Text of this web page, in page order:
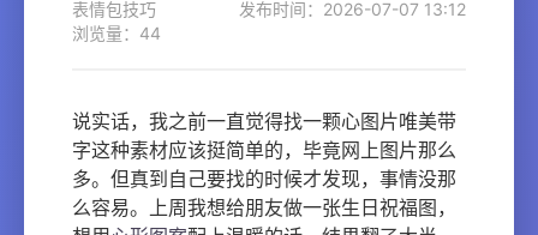
表情包技巧
发布时间：2026-07-07 13:12
浏览量：44
说实话，我之前一直觉得找一颗心图片唯美带
字这种素材应该挺简单的，毕竟网上图片那么
多。但真到自己要找的时候才发现，事情没那
么容易。上周我想给朋友做一张生日祝福图，